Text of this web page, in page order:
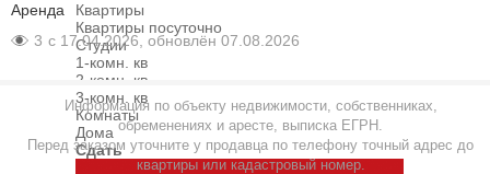
Аренда
Квартиры
Квартиры посуточно
Студии
1-комн. кв
2-комн. кв
3-комн. кв
Комнаты
Дома
Сдать
3 с 17.04.2026, обновлён 07.08.2026
Информация по объекту недвижимости, собственниках,
обременениях и аресте, выписка ЕГРН.
Перед заказом уточните у продавца по телефону точный адрес до
квартиры или кадастровый номер.